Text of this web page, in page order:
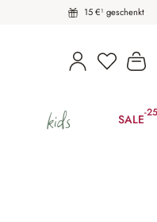
15 €¹ geschenkt
kids SALE-